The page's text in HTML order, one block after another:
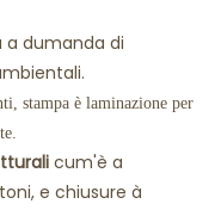
a dumanda di
stampa è laminazione per
cum'è a
e chiusure à